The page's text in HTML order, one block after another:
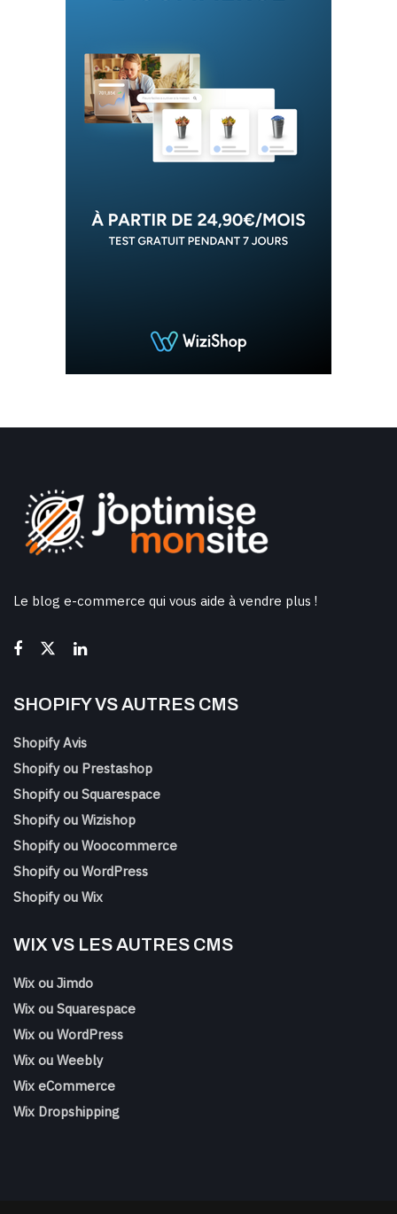
Le blog e-commerce qui vous aide à vendre plus !
SHOPIFY VS AUTRES CMS
Shopify Avis
Shopify ou Prestashop
Shopify ou Squarespace
Shopify ou Wizishop
Shopify ou Woocommerce
Shopify ou WordPress
Shopify ou Wix
WIX VS LES AUTRES CMS
Wix ou Jimdo
Wix ou Squarespace
Wix ou WordPress
Wix ou Weebly
Wix eCommerce
Wix Dropshipping